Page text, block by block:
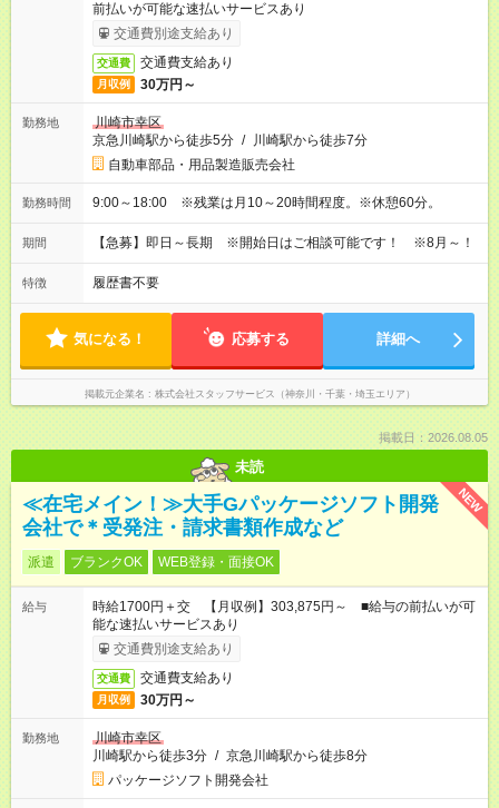
前払いが可能な速払いサービスあり
交通費別途支給あり
交通費 交通費支給あり
月収例 30万円～
勤務地
川崎市幸区
京急川崎駅から徒歩5分 / 川崎駅から徒歩7分
自動車部品・用品製造販売会社
勤務時間 9:00～18:00 ※残業は月10～20時間程度。※休憩60分。
期間 【急募】即日～長期 ※開始日はご相談可能です！ ※8月～！
特徴 履歴書不要
気になる！ 応募する 詳細へ
掲載元企業名 株式会社スタッフサービス（神奈川・千葉・埼玉エリア）
掲載日：2026.08.05
未読
NEW
≪在宅メイン！≫大手Gパッケージソフト開発
会社で＊受発注・請求書類作成など
派遣 ブランクOK WEB登録・面接OK
給与
時給1700円＋交 【月収例】303,875円～ ■給与の前払いが可
能な速払いサービスあり
交通費別途支給あり
交通費 交通費支給あり
月収例 30万円～
勤務地
川崎市幸区
川崎駅から徒歩3分 / 京急川崎駅から徒歩8分
パッケージソフト開発会社